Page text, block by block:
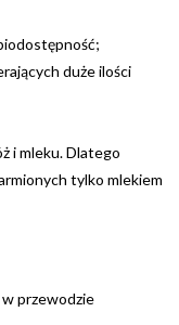
duże ilości
i mleku. Dlatego
tylko mlekiem
przewodzie